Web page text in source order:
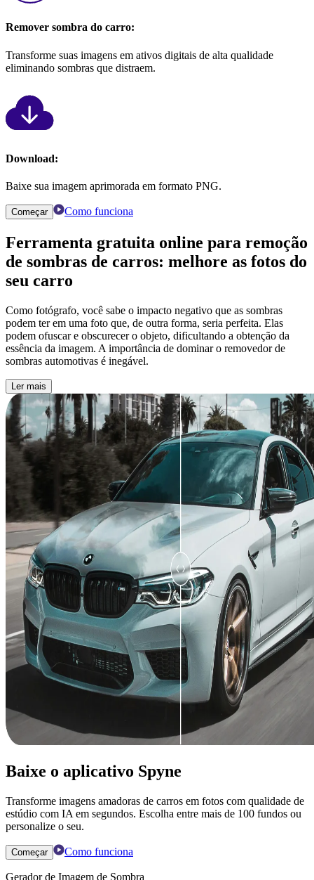
Remover sombra do carro:
Transforme suas imagens em ativos digitais de alta qualidade
eliminando sombras que distraem.
Download:
Baixe sua imagem aprimorada em formato PNG.
Começar Como funciona
Ferramenta gratuita online para remoção
de sombras de carros: melhore as fotos do
seu carro
Como fotógrafo, você sabe o impacto negativo que as sombras
podem ter em uma foto que, de outra forma, seria perfeita. Elas
podem ofuscar e obscurecer o objeto, dificultando a obtenção da
essência da imagem. A importância de dominar o removedor de
sombras automotivas é inegável.
Ler mais
Baixe o aplicativo Spyne
Transforme imagens amadoras de carros em fotos com qualidade de
estúdio com IA em segundos. Escolha entre mais de 100 fundos ou
personalize o seu.
Começar Como funciona
Gerador de Imagem de Sombra